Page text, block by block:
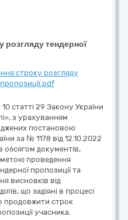
розгляду тендерної
строку розгляду
статті 29 Закону України
з урахуванням
постановою
за № 1178 від 12.10.2022
обсягом документів,
проведення
пропозиції та
висновків від
що задіяні в процесі
продовжити строк
учасника.